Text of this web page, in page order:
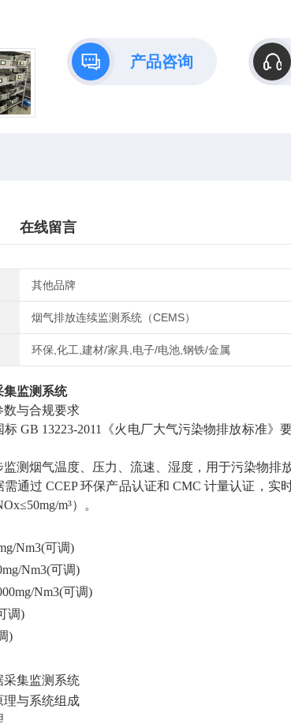
产品咨询
在线留言
其他品牌
烟气排放连续监测系统（CEMS）
环保,化工,建材/家具,电子/电池,钢铁/金属
集监测系统
数与合规要求
GB 13223-2011《火电厂大气污染物排放标准
测烟气温度、压力、流速、湿度，用于污染物排
通过 CCEP 环保产品认证和 CMC 计量认证，
m³）。
Nm3(可调)
Nm3(可调)
Nm3(可调)
调)
)
理与系统组成